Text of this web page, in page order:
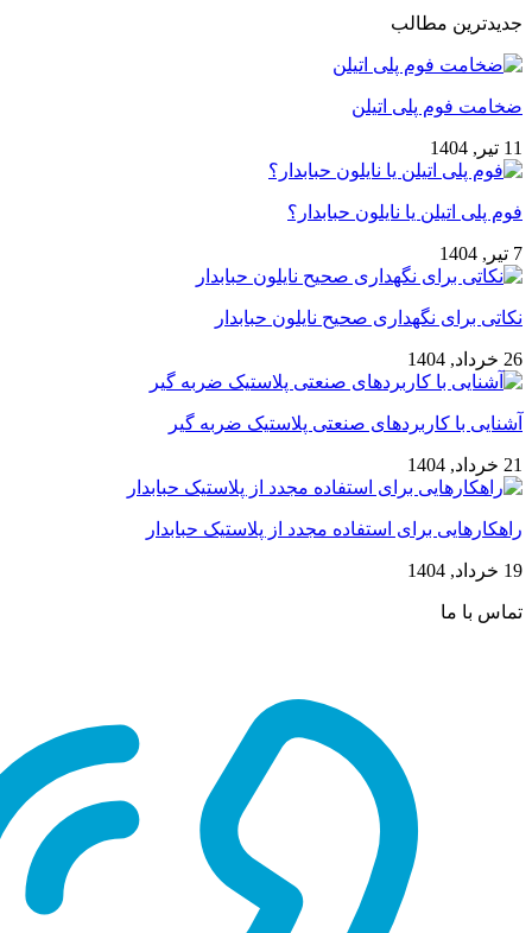
جدیدترین مطالب
ضخامت فوم پلی اتیلن
11 تیر, 1404
فوم پلی اتیلن یا نایلون حبابدار؟
7 تیر, 1404
نکاتی برای نگهداری صحیح نایلون حبابدار
26 خرداد, 1404
آشنایی با کاربردهای صنعتی پلاستیک ضربه گیر
21 خرداد, 1404
راهکارهایی برای استفاده مجدد از پلاستیک حبابدار
19 خرداد, 1404
تماس با ما